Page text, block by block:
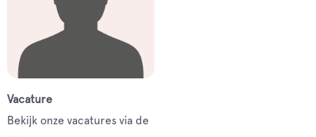
Vacature
Bekijk onze vacatures via de